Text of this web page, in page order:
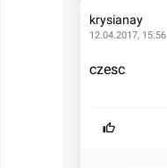
krysianay
12.04.2017, 15:56
czesc